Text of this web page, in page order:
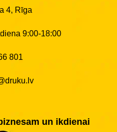
4, Rīga
9:00-18:00
801
un ikdienai